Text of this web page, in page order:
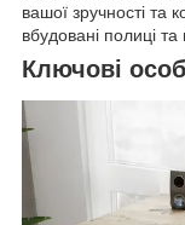
вашої зручності та
вбудовані полиці та
Ключові